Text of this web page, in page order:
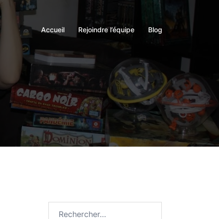
Accueil Rejoindre l’équipe Blog